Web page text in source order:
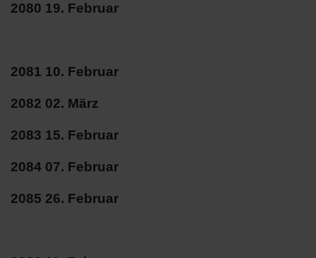
2080 19. Februar
2081 10. Februar
2082 02. März
2083 15. Februar
2084 07. Februar
2085 26. Februar